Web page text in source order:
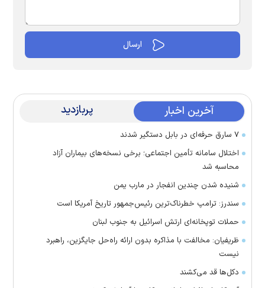
آخرین اخبار پربازدید
۷ سارق حرفه‌ای در بابل دستگیر شدند
اختلال سامانه تأمین اجتماعی؛ برخی نسخه‌های بیماران آزاد
محاسبه شد
شنیده شدن چندین انفجار در مارب یمن
سندرز: ترامپ خطرناک‌ترین رئیس‌جمهور تاریخ آمریکا است
حملات توپخانه‌ای ارتش اسرائیل به جنوب لبنان
ظریفیان: مخالفت با مذاکره بدون ارائه راه‌حل جایگزین، راهبرد
نیست
دکل‌ها قد می‌کشند